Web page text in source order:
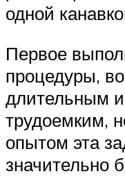
одной
Первое
процедуры,
длительным
трудоемким,
опытом эта
значительно